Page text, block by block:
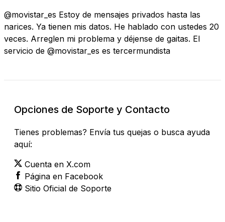
@movistar_es Estoy de mensajes privados hasta las
narices. Ya tienen mis datos. He hablado con ustedes 20
veces. Arreglen mi problema y déjense de gaitas. El
servicio de @movistar_es es tercermundista
Opciones de Soporte y Contacto
Tienes problemas? Envía tus quejas o busca ayuda
aquí:
Cuenta en X.com
Página en Facebook
Sitio Oficial de Soporte